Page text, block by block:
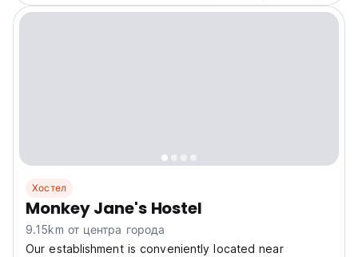
Хостел
Monkey Jane's Hostel
9.15km от центра города
Our establishment is conveniently located near